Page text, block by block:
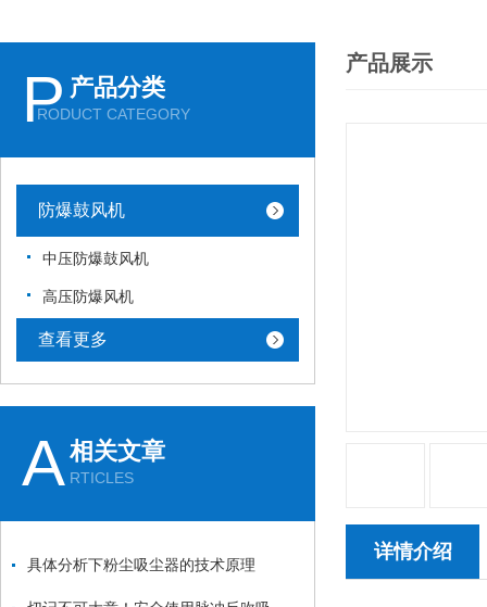
P 产品分类
RODUCT CATEGORY
防爆鼓风机
中压防爆鼓风机
高压防爆风机
查看更多
A相关文章
RTICLES
具体分析下粉尘吸尘器的技术原理
产品展示
详情介绍